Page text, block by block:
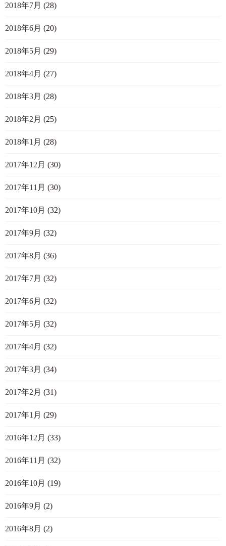
2018年7月 (28)
2018年6月 (20)
2018年5月 (29)
2018年4月 (27)
2018年3月 (28)
2018年2月 (25)
2018年1月 (28)
2017年12月 (30)
2017年11月 (30)
2017年10月 (32)
2017年9月 (32)
2017年8月 (36)
2017年7月 (32)
2017年6月 (32)
2017年5月 (32)
2017年4月 (32)
2017年3月 (34)
2017年2月 (31)
2017年1月 (29)
2016年12月 (33)
2016年11月 (32)
2016年10月 (19)
2016年9月 (2)
2016年8月 (2)